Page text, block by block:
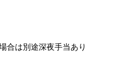
合は別途深夜手当あり